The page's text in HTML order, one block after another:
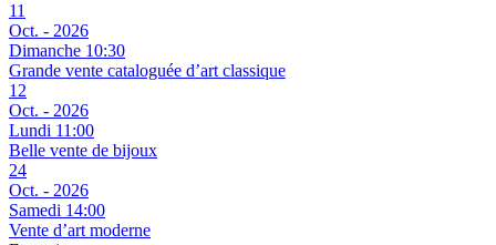
11
Oct. - 2026
Dimanche 10:30
Grande vente cataloguée d’art classique
12
Oct. - 2026
Lundi 11:00
Belle vente de bijoux
24
Oct. - 2026
Samedi 14:00
Vente d’art moderne